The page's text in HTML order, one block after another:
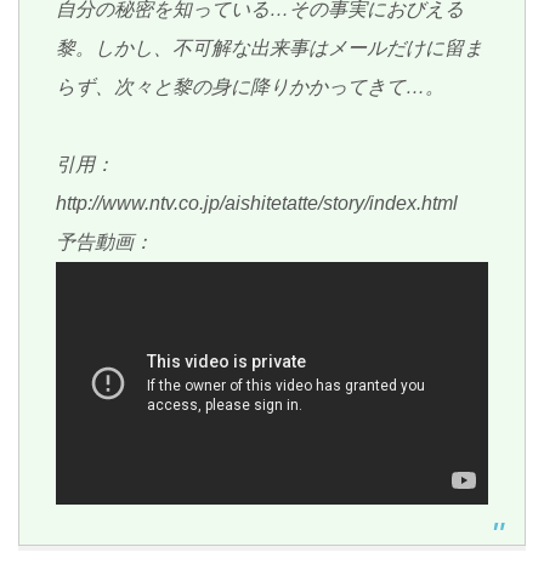
自分の秘密を知っている…その事実におびえる
黎。しかし、不可解な出来事はメールだけに留ま
らず、次々と黎の身に降りかかってきて…。
引用：
http://www.ntv.co.jp/aishitetatte/story/index.html
予告動画：